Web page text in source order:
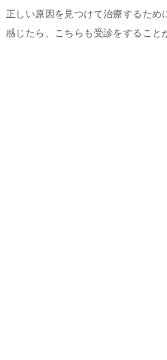
正しい原因を見つけて治療するため
感じたら、こちらも受診をすること